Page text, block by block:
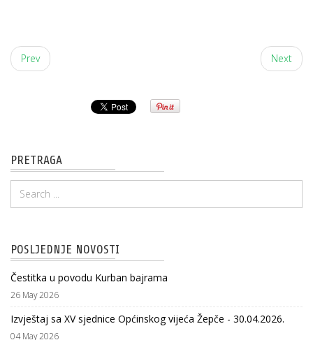
Prev Next
PRETRAGA
POSLJEDNJE NOVOSTI
Čestitka u povodu Kurban bajrama
26 May 2026
Izvještaj sa XV sjednice Općinskog vijeća Žepče - 30.04.2026.
04 May 2026